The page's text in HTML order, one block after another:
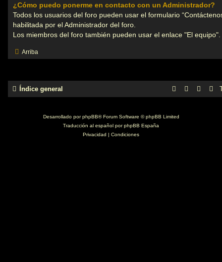
¿Cómo puedo ponerme en contacto con un Administrador?
Todos los usuarios del foro pueden usar el formulario
habilitada por el Administrador del foro.
Los miembros del foro también pueden usar el enlace "El equipo".
Arriba
Índice general
Desarrollado porphpBB® Forum Software © phpBB Limited
Traducción al español porphpBB España
Privacidad | Condiciones